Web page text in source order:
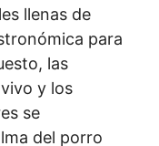
llenas de
para
las
y los
se
del porro